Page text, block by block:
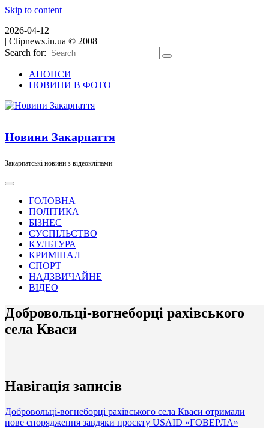
Skip to content
2026-04-12
| Clipnews.in.ua © 2008
Search for:
АНОНСИ
НОВИНИ В ФОТО
Новини Закарпаття
Закарпатські новини з відеокліпами
ГОЛОВНА
ПОЛІТИКА
БІЗНЕС
СУСПІЛЬСТВО
КУЛЬТУРА
КРИМІНАЛ
СПОРТ
НАДЗВИЧАЙНЕ
ВІДЕО
Добровольці-вогнеборці рахівського
села Кваси
Навігація записів
Добровольці-вогнеборці рахівського села Кваси отримали
нове спорядження завдяки проєкту USAID «ГОВЕРЛА»